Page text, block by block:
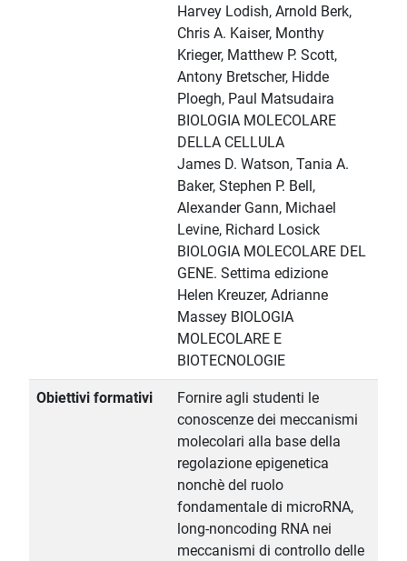
Harvey Lodish, Arnold Berk,
Chris A. Kaiser, Monthy
Krieger, Matthew P. Scott,
Antony Bretscher, Hidde
Ploegh, Paul Matsudaira
BIOLOGIA MOLECOLARE
DELLA CELLULA
James D. Watson, Tania A.
Baker, Stephen P. Bell,
Alexander Gann, Michael
Levine, Richard Losick
BIOLOGIA MOLECOLARE DEL
GENE. Settima edizione
Helen Kreuzer, Adrianne
Massey BIOLOGIA
MOLECOLARE E
BIOTECNOLOGIE
Obiettivi formativi
Fornire agli studenti le
conoscenze dei meccanismi
molecolari alla base della
regolazione epigenetica
nonchè del ruolo
fondamentale di microRNA,
long-noncoding RNA nei
meccanismi di controllo delle